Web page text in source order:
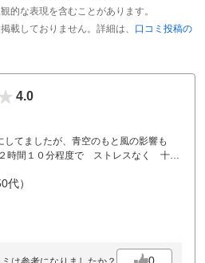
的な表現を含むことがあります。
載しておりません。詳細は、 口コミ投稿の
4.0
してましたが、青空のもと風の影響も
時間１０分程度で ストレスなく 十分
代）